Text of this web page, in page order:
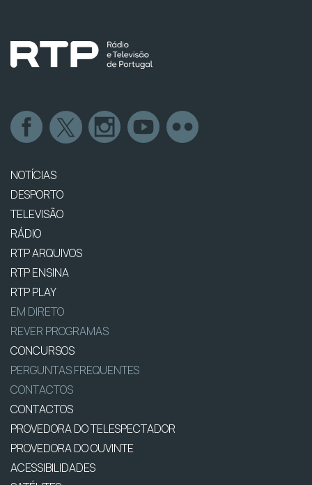
NOTÍCIAS
DESPORTO
TELEVISÃO
RÁDIO
RTP ARQUIVOS
RTP ENSINA
RTP PLAY
EM DIRETO
REVER PROGRAMAS
CONCURSOS
PERGUNTAS FREQUENTES
CONTACTOS
CONTACTOS
PROVEDORA DO TELESPECTADOR
PROVEDORA DO OUVINTE
ACESSIBILIDADES